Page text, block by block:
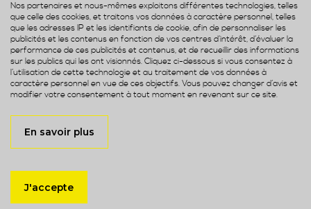
Nos partenaires et nous-mêmes exploitons différentes technologies, telles
que celle des cookies, et traitons vos données à caractère personnel, telles
que les adresses IP et les identifiants de cookie, afin de personnaliser les
publicités et les contenus en fonction de vos centres d’intérêt, d’évaluer la
performance de ces publicités et contenus, et de recueillir des informations
sur les publics qui les ont visionnés. Cliquez ci-dessous si vous consentez à
l’utilisation de cette technologie et au traitement de vos données à
caractère personnel en vue de ces objectifs. Vous pouvez changer d’avis et
modifier votre consentement à tout moment en revenant sur ce site.
En savoir plus
J'accepte